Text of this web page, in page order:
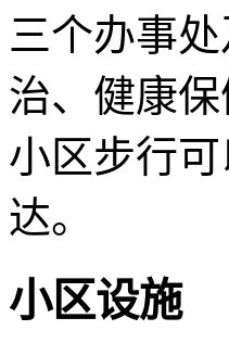
三个办事
治、健康保
小区步行
达。
小区设施